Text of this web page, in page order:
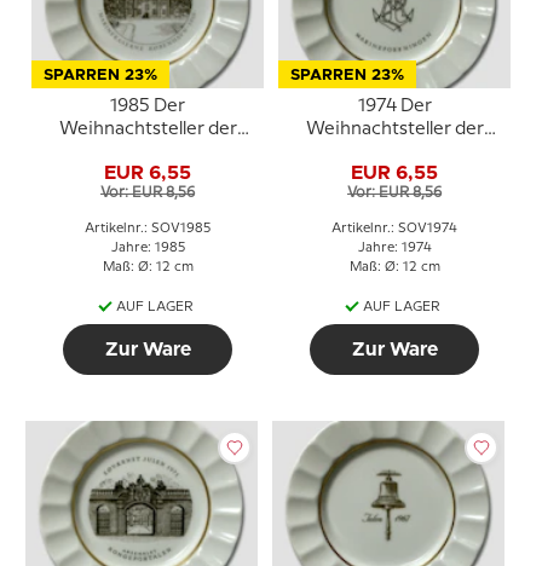
SPARREN 23%
1985 Der
Weihnachtsteller der
Copenhagen
EUR 6,55
Vor: EUR 8,56
Artikelnr.: SOV1985
Jahre: 1985
Maß: Ø: 12 cm
AUF LAGER
Zur Ware
SPARREN 23%
1974 Der
Weihnachtsteller der
Copenhagen
EUR 6,55
Vor: EUR 8,56
Artikelnr.: SOV1974
Jahre: 1974
Maß: Ø: 12 cm
AUF LAGER
Zur Ware